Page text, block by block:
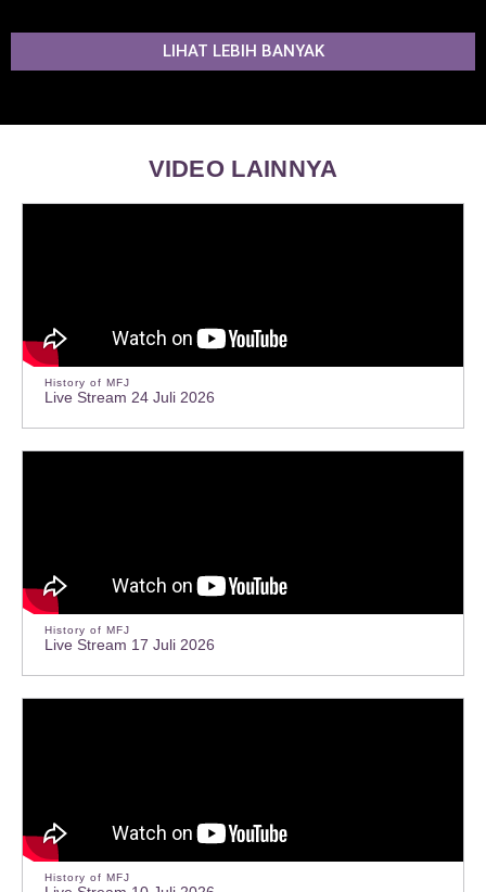
LIHAT LEBIH BANYAK
VIDEO LAINNYA
History of MFJ
Live Stream 24 Juli 2026
History of MFJ
Live Stream 17 Juli 2026
History of MFJ